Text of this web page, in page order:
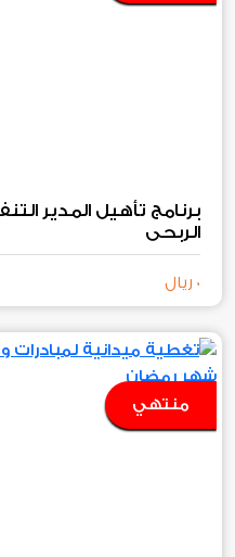
برنامج تأهيل المدير
الربحي
0 ريال
منتهي